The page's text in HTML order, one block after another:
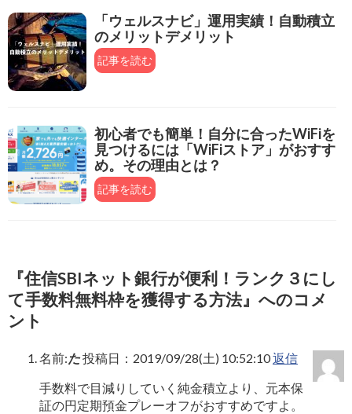
「ウェルスナビ」運用実績！自動積立
のメリットデメリット
記事を読む
初心者でも簡単！自分に合ったWiFiを
見つけるには「WiFiストア」がおすす
め。その理由とは？
記事を読む
『住信SBIネット銀行が便利！ランク３にし
て手数料無料枠を獲得する方法』へのコメ
ント
名前:た投稿日：2019/09/28(土) 10:52:10返信
手数料で目減りしていく純金積立より、元本保
証の円定期預金プレーオフがおすすめですよ。